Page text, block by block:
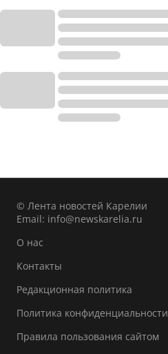
© Лента новостей Карелии
Email: info@newskarelia.ru
О нас
Контакты
Редакционная политика
Политика конфиденциальности
Правила пользования сайтом